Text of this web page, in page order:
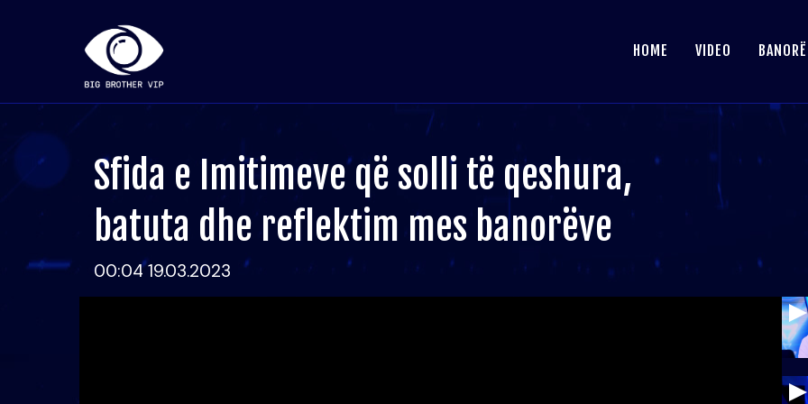
HOME VIDEO
Sfida e Imitimeve që solli të qeshura,
batuta dhe reflektim mes banorëve
00:04 19.03.2023